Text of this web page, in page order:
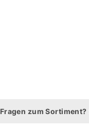
Fragen zum Sortiment?